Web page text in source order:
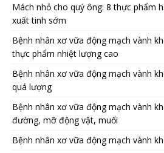
Mách nhỏ cho quý ông: 8 thực phẩm
xuất tinh sớm
Bệnh nhân xơ vữa động mạch vành
thực phẩm nhiệt lượng cao
Bệnh nhân xơ vữa động mạch vành
quá lượng
Bệnh nhân xơ vữa động mạch vành
đường, mỡ động vật, muối
Bệnh nhân xơ vữa động mạch vành